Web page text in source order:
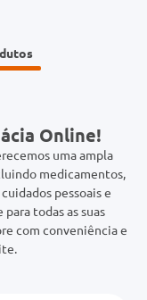
Online!
uma ampla
medicamentos,
pessoais e
todas as suas
com conveniência e